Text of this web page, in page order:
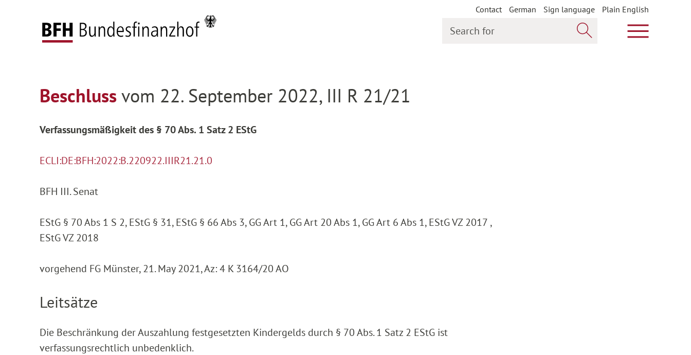
Contact German Sign language
Plain English
Show main
Federal Fiscal Court
Beschlussvom 22. September 2022, III R 21/21
Verfassungsmäßigkeit des § 70 Abs. 1 Satz 2 EStG
ECLI:DE:BFH:2022:B.220922.IIIR21.21.0
BFH III. Senat
EStG § 70 Abs 1 S 2, EStG § 31, EStG § 66 Abs 3, GG Art 1, GG Art 20 Abs 1, GG Art 6 Abs 1, EStG VZ 2017 ,
EStG VZ 2018
vorgehend FG Münster, 21. May 2021, Az: 4 K 3164/20 AO
Leitsätze
Die Beschränkung der Auszahlung festgesetzten Kindergelds durch § 70 Abs. 1 Satz 2 EStG ist
verfassungsrechtlich unbedenklich.